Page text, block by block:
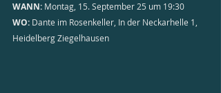
WANN: Montag, 15. September 25 um 19:30
WO: Dante im Rosenkeller, In der Neckarhelle 1,
Heidelberg Ziegelhausen